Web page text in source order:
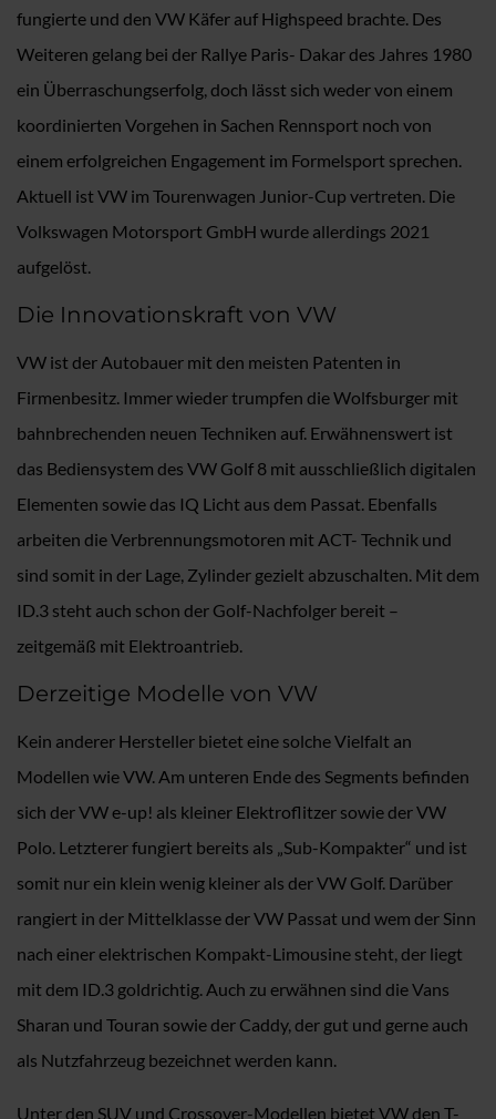
fungierte und den VW Käfer auf Highspeed brachte. Des
Weiteren gelang bei der Rallye Paris- Dakar des Jahres 1980
ein Überraschungserfolg, doch lässt sich weder von einem
koordinierten Vorgehen in Sachen Rennsport noch von
einem erfolgreichen Engagement im Formelsport sprechen.
Aktuell ist VW im Tourenwagen Junior-Cup vertreten. Die
Volkswagen Motorsport GmbH wurde allerdings 2021
aufgelöst.
Die Innovationskraft von VW
VW ist der Autobauer mit den meisten Patenten in
Firmenbesitz. Immer wieder trumpfen die Wolfsburger mit
bahnbrechenden neuen Techniken auf. Erwähnenswert ist
das Bediensystem des VW Golf 8 mit ausschließlich digitalen
Elementen sowie das IQ Licht aus dem Passat. Ebenfalls
arbeiten die Verbrennungsmotoren mit ACT- Technik und
sind somit in der Lage, Zylinder gezielt abzuschalten. Mit dem
ID.3 steht auch schon der Golf-Nachfolger bereit –
zeitgemäß mit Elektroantrieb.
Derzeitige Modelle von VW
Kein anderer Hersteller bietet eine solche Vielfalt an
Modellen wie VW. Am unteren Ende des Segments befinden
sich der VW e-up! als kleiner Elektroflitzer sowie der VW
Polo. Letzterer fungiert bereits als „Sub-Kompakter“ und ist
somit nur ein klein wenig kleiner als der VW Golf. Darüber
rangiert in der Mittelklasse der VW Passat und wem der Sinn
nach einer elektrischen Kompakt-Limousine steht, der liegt
mit dem ID.3 goldrichtig. Auch zu erwähnen sind die Vans
Sharan und Touran sowie der Caddy, der gut und gerne auch
als Nutzfahrzeug bezeichnet werden kann.
Unter den SUV und Crossover-Modellen bietet VW den T-